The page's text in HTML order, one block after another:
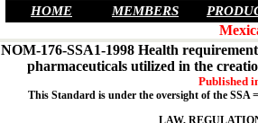
HOME MEMBERS
NOM-176-SSA1-1998 Health
pharmaceuticals utilized in the
Published
This Standard is under the oversight of the SSA =
LAW,